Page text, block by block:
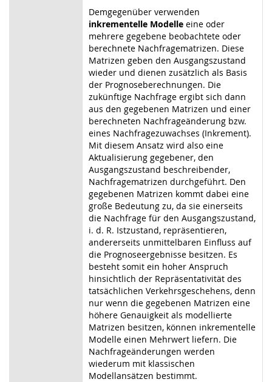
Demgegenüber verwenden
inkrementelle Modelle eine oder
mehrere gegebene beobachtete oder
berechnete Nachfragematrizen. Diese
Matrizen geben den Ausgangszustand
wieder und dienen zusätzlich als Basis
der Prognoseberechnungen. Die
zukünftige Nachfrage ergibt sich dann
aus den gegebenen Matrizen und einer
berechneten Nachfrageänderung bzw.
eines Nachfragezuwachses (Inkrement).
Mit diesem Ansatz wird also eine
Aktualisierung gegebener, den
Ausgangszustand beschreibender,
Nachfragematrizen durchgeführt. Den
gegebenen Matrizen kommt dabei eine
große Bedeutung zu, da sie einerseits
die Nachfrage für den Ausgangszustand,
i. d. R. Istzustand, repräsentieren,
andererseits unmittelbaren Einfluss auf
die Prognoseergebnisse besitzen. Es
besteht somit ein hoher Anspruch
hinsichtlich der Repräsentativität des
tatsächlichen Verkehrsgeschehens, denn
nur wenn die gegebenen Matrizen eine
höhere Genauigkeit als modellierte
Matrizen besitzen, können inkrementelle
Modelle einen Mehrwert liefern. Die
Nachfrageänderungen werden
wiederum mit klassischen
Modellansätzen bestimmt.